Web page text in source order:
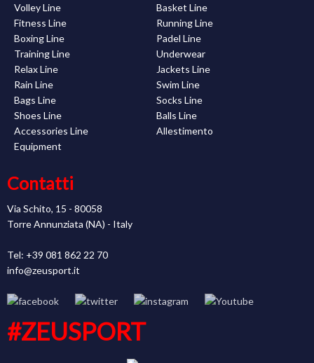
Volley Line
Basket Line
Fitness Line
Running Line
Boxing Line
Padel Line
Training Line
Underwear
Relax Line
Jackets Line
Rain Line
Swim Line
Bags Line
Socks Line
Shoes Line
Balls Line
Accessories Line
Allestimento
Equipment
Contatti
Via Schito, 15 - 80058
Torre Annunziata (NA) - Italy
Tel: +39 081 862 22 70
info@zeusport.it
#ZEUSPORT